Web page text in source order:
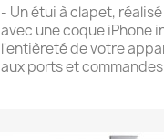
- Un étui à clapet,
avec une coque iPhone
l'entièreté de votre
aux ports et commandes